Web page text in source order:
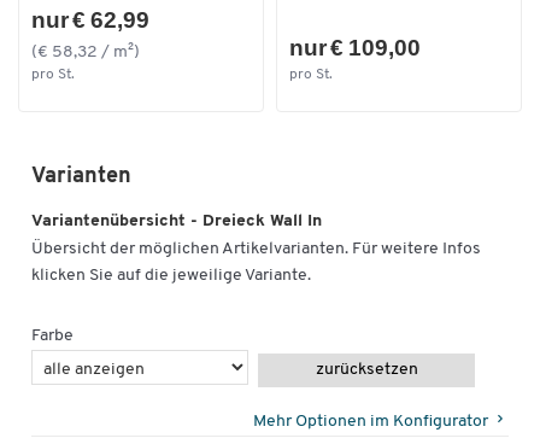
nur € 62,99
(€ 58,32 / m²)
pro St.
nur € 109,00
pro St.
Varianten
Variantenübersicht - Dreieck Wall In
Übersicht der möglichen Artikelvarianten. Für weitere Infos
klicken Sie auf die jeweilige Variante.
Farbe
zurücksetzen
Mehr Optionen im Konfigurator